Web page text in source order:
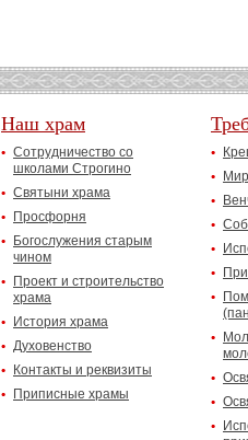
Наш храм
Сотрудничество со
школами Строгино
Святыни храма
Просфорня
Богослужения старым
чином
Проект и строительство
храма
История храма
Духовенство
Контакты и реквизиты
Приписные храмы